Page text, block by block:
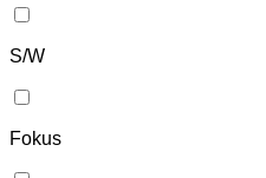
S/W
Fokus